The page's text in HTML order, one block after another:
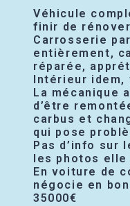
Véhicule
finir de
Carrosserie
entièrement,
réparée,
Intérieur
La mécanique
d’être
carbus et
qui pose
Pas d’info sur
les photos
En voiture de
négocie en
35000€